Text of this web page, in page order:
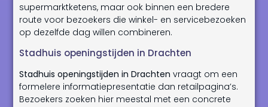
supermarktketens, maar ook binnen een bredere
route voor bezoekers die winkel- en servicebezoeken
op dezelfde dag willen combineren.
Stadhuis openingstijden in Drachten
Stadhuis openingstijden in Drachten vraagt om een
formelere informatiepresentatie dan retailpagina’s.
Bezoekers zoeken hier meestal met een concrete